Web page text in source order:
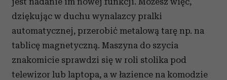
dziękując w duchu wynalazcy pralki
automatycznej, przerobić metalową tarę np. na
tablicę magnetyczną. Maszyna do szycia
znakomicie sprawdzi się w roli stolika pod
telewizor lub laptopa, a w łazience na komodzie